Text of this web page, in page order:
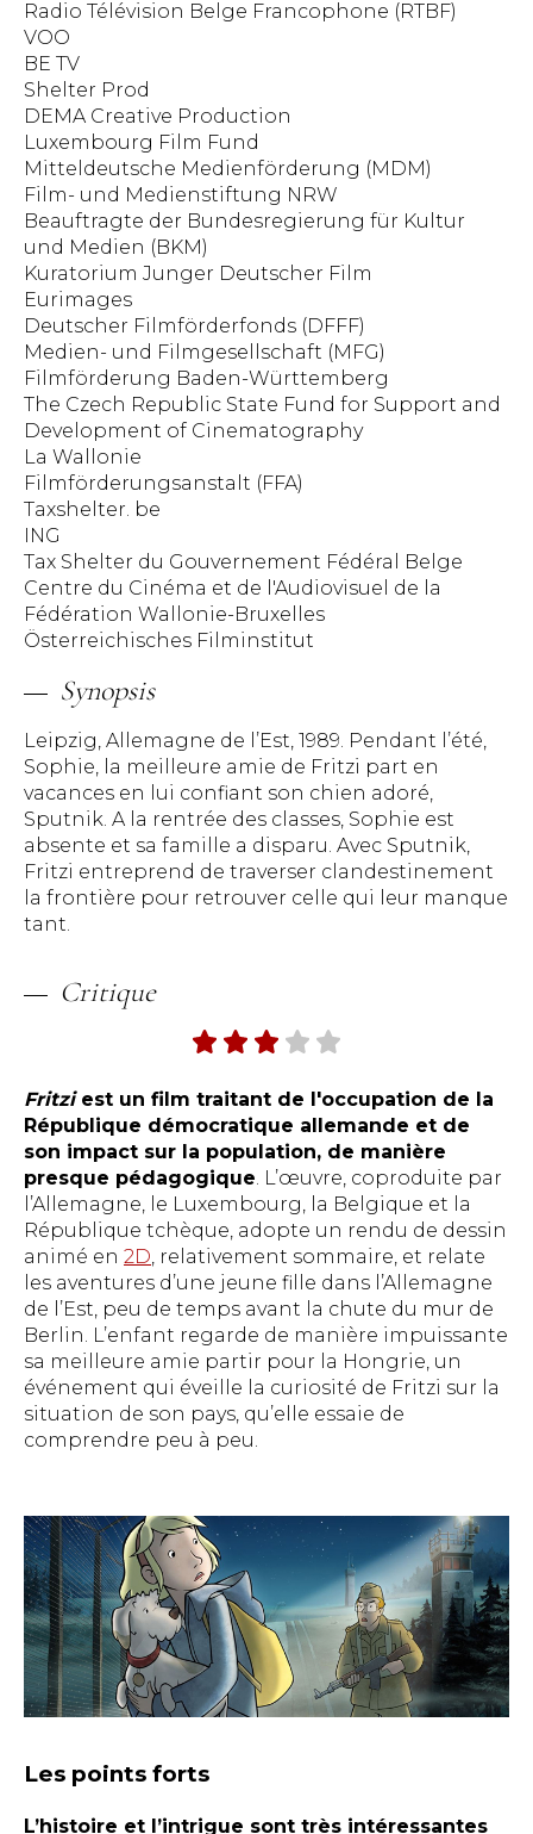
Radio Télévision Belge Francophone (RTBF)
VOO
BE TV
Shelter Prod
DEMA Creative Production
Luxembourg Film Fund
Mitteldeutsche Medienförderung (MDM)
Film- und Medienstiftung NRW
Beauftragte der Bundesregierung für Kultur
und Medien (BKM)
Kuratorium Junger Deutscher Film
Eurimages
Deutscher Filmförderfonds (DFFF)
Medien- und Filmgesellschaft (MFG)
Filmförderung Baden-Württemberg
The Czech Republic State Fund for Support and
Development of Cinematography
La Wallonie
Filmförderungsanstalt (FFA)
Taxshelter. be
ING
Tax Shelter du Gouvernement Fédéral Belge
Centre du Cinéma et de l'Audiovisuel de la
Fédération Wallonie-Bruxelles
Österreichisches Filminstitut
Synopsis
Leipzig, Allemagne de l’Est, 1989. Pendant l’été,
Sophie, la meilleure amie de Fritzi part en
vacances en lui confiant son chien adoré,
Sputnik. A la rentrée des classes, Sophie est
absente et sa famille a disparu. Avec Sputnik,
Fritzi entreprend de traverser clandestinement
la frontière pour retrouver celle qui leur manque
tant.
Critique
Fritziest un film traitant de l'occupation de la
République démocratique allemande et de
son impact sur la population, de manière
presque pédagogique. L’œuvre, coproduite par
l’Allemagne, le Luxembourg, la Belgique et la
République tchèque, adopte un rendu de dessin
animé en 2D, relativement sommaire, et relate
les aventures d’une jeune fille dans l’Allemagne
de l’Est, peu de temps avant la chute du mur de
Berlin. L’enfant regarde de manière impuissante
sa meilleure amie partir pour la Hongrie, un
événement qui éveille la curiosité de Fritzi sur la
situation de son pays, qu’elle essaie de
comprendre peu à peu.
Les points forts
L’histoire et l’intrigue sont très intéressantes